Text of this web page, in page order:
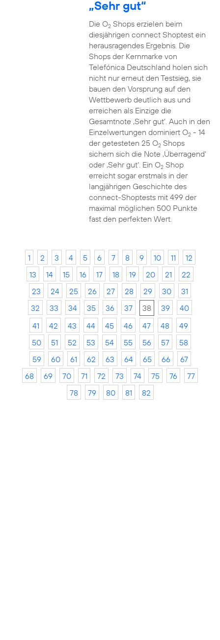
„Sehr gut“
Die O2Shops erzielen beim
diesjährigen connect Shoptest ein
herausragendes Ergebnis. Die
Shops der Kernmarke von
Telefónica Deutschland holen sich
nicht nur erneut den Testsieg, sie
bauen den Vorsprung auf den
Wettbewerb deutlich aus und
erreichen als Einzige die
Gesamtnote ‚Sehr gut‘. Auch in den
Einzelwertungen dominiert O2- 14
der getesteten 25 O2Shops
sichern sich die Note ‚Überragend‘
oder ‚Sehr gut‘. Ein O2Shop
erreicht sogar erstmals in der
langjährigen Geschichte des
connect-Shoptests mit 499 der
maximal möglichen 500 Punkte
fast den perfekten Wert.
1 2 3 4 5 6 7 8 9 10 11
12
13
14 15 16 17 18 19 20 21
22
23
24 25 26 27 28 29 30
31
32
33 34 35 36 37 38 39
40
41
42 43 44 45 46 47 48
49
50
51 52 53 54 55 56 57
58
59
60 61 62 63 64 65 66
67
68
69 70 71 72 73 74 75 76
77
78
79 80 81 82